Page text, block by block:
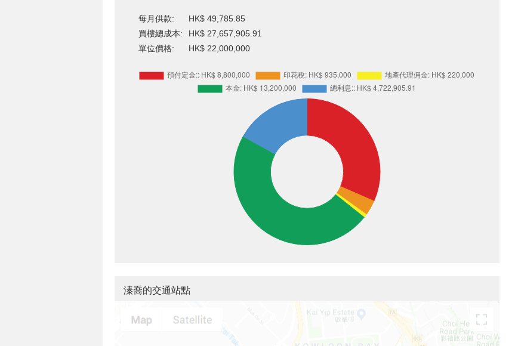
每月供款:
HK$ 49,785.85
買樓總成本:
HK$ 27,657,905.91
單位價格:
HK$ 22,000,000
溱喬的交通站點